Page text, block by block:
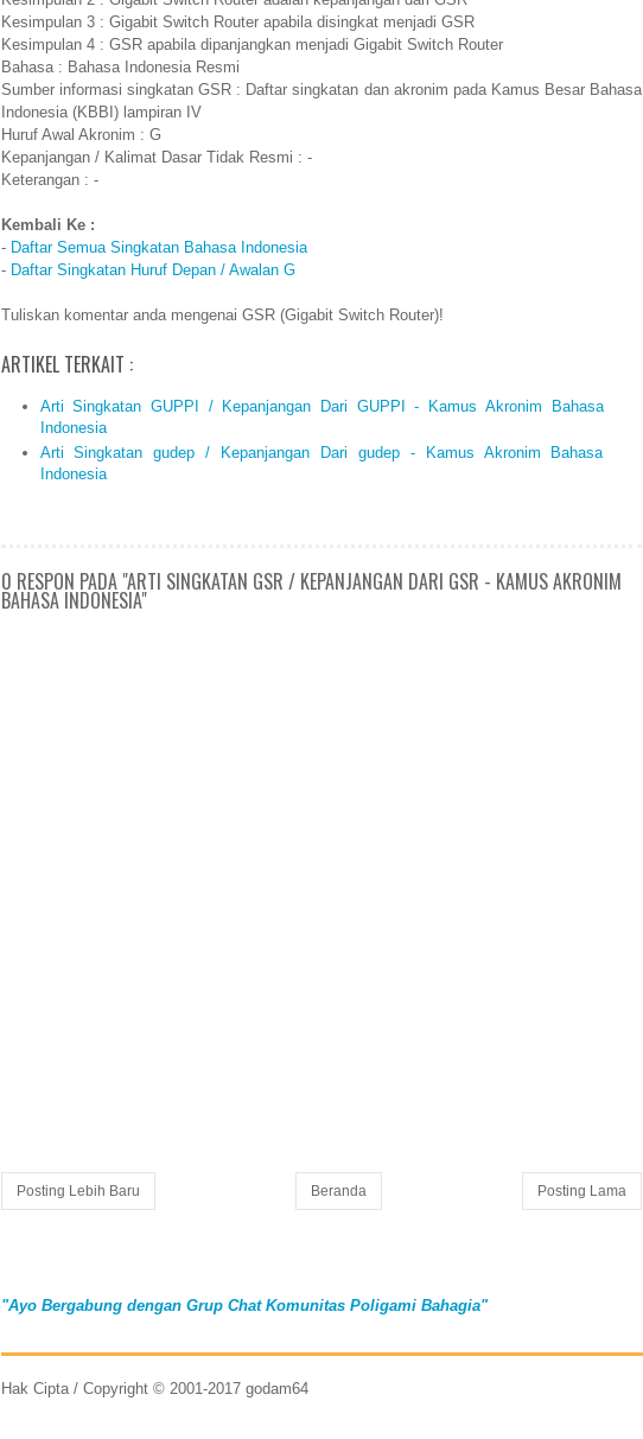
Kesimpulan 3 : Gigabit Switch Router apabila disingkat menjadi GSR
Kesimpulan 4 : GSR apabila dipanjangkan menjadi Gigabit Switch Router
Bahasa : Bahasa Indonesia Resmi
Sumber informasi singkatan GSR : Daftar singkatan dan akronim pada Kamus Besar Bahasa
Indonesia (KBBI) lampiran IV
Huruf Awal Akronim : G
Kepanjangan / Kalimat Dasar Tidak Resmi : -
Keterangan : -
Kembali Ke :
- Daftar Semua Singkatan Bahasa Indonesia
- Daftar Singkatan Huruf Depan / Awalan G
Tuliskan komentar anda mengenai GSR (Gigabit Switch Router)!
ARTIKEL TERKAIT :
Arti Singkatan GUPPI / Kepanjangan Dari GUPPI - Kamus Akronim Bahasa
Indonesia
Arti Singkatan gudep / Kepanjangan Dari gudep - Kamus Akronim Bahasa
Indonesia
0 RESPON PADA "ARTI SINGKATAN GSR / KEPANJANGAN DARI GSR - KAMUS AKRONIM
BAHASA INDONESIA"
Posting Lebih Baru Posting Lama
Beranda
"Ayo Bergabung dengan Grup Chat Komunitas Poligami Bahagia"
Hak Cipta / Copyright © 2001-2017 godam64